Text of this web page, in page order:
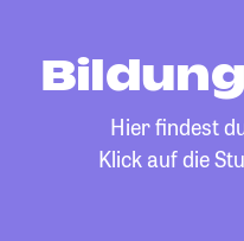
Hier findest
Klick auf die